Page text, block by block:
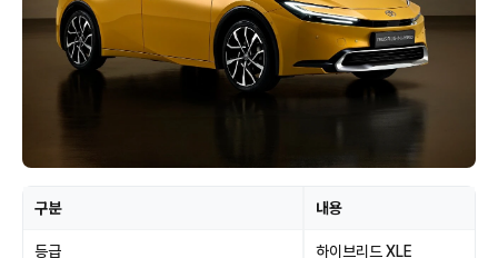
구분 내용
등급 하이브리드 XLE